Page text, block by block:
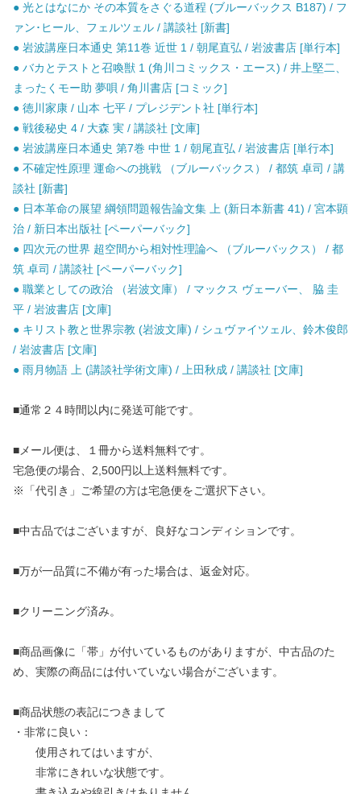
● 光とはなにか その本質をさぐる道程 (ブルーバックス B187) / フ
ァン･ヒール、フェルツェル / 講談社 [新書]
● 岩波講座日本通史 第11巻 近世 1 / 朝尾直弘 / 岩波書店 [単行本]
● バカとテストと召喚獣 1 (角川コミックス・エース) / 井上堅二、
まったくモー助 夢唄 / 角川書店 [コミック]
● 徳川家康 / 山本 七平 / プレジデント社 [単行本]
● 戦後秘史 4 / 大森 実 / 講談社 [文庫]
● 岩波講座日本通史 第7巻 中世 1 / 朝尾直弘 / 岩波書店 [単行本]
● 不確定性原理 運命への挑戦 （ブルーバックス） / 都筑 卓司 / 講
談社 [新書]
● 日本革命の展望 綱領問題報告論文集 上 (新日本新書 41) / 宮本顕
治 / 新日本出版社 [ペーパーバック]
● 四次元の世界 超空間から相対性理論へ （ブルーバックス） / 都
筑 卓司 / 講談社 [ペーパーバック]
● 職業としての政治 （岩波文庫） / マックス ヴェーバー、 脇 圭
平 / 岩波書店 [文庫]
● キリスト教と世界宗教 (岩波文庫) / シュヴァイツェル、鈴木俊郎
/ 岩波書店 [文庫]
● 雨月物語 上 (講談社学術文庫) / 上田秋成 / 講談社 [文庫]
■通常２４時間以内に発送可能です。
■メール便は、１冊から送料無料です。
宅急便の場合、2,500円以上送料無料です。
※「代引き」ご希望の方は宅急便をご選択下さい。
■中古品ではございますが、良好なコンディションです。
■万が一品質に不備が有った場合は、返金対応。
■クリーニング済み。
■商品画像に「帯」が付いているものがありますが、中古品のた
め、実際の商品には付いていない場合がございます。
■商品状態の表記につきまして
・非常に良い：
使用されてはいますが、
非常にきれいな状態です。